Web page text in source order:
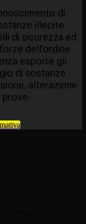
di
illecite.
di sicurezza ed
dell’ordine
esporre gli
di sostanze
alterazione